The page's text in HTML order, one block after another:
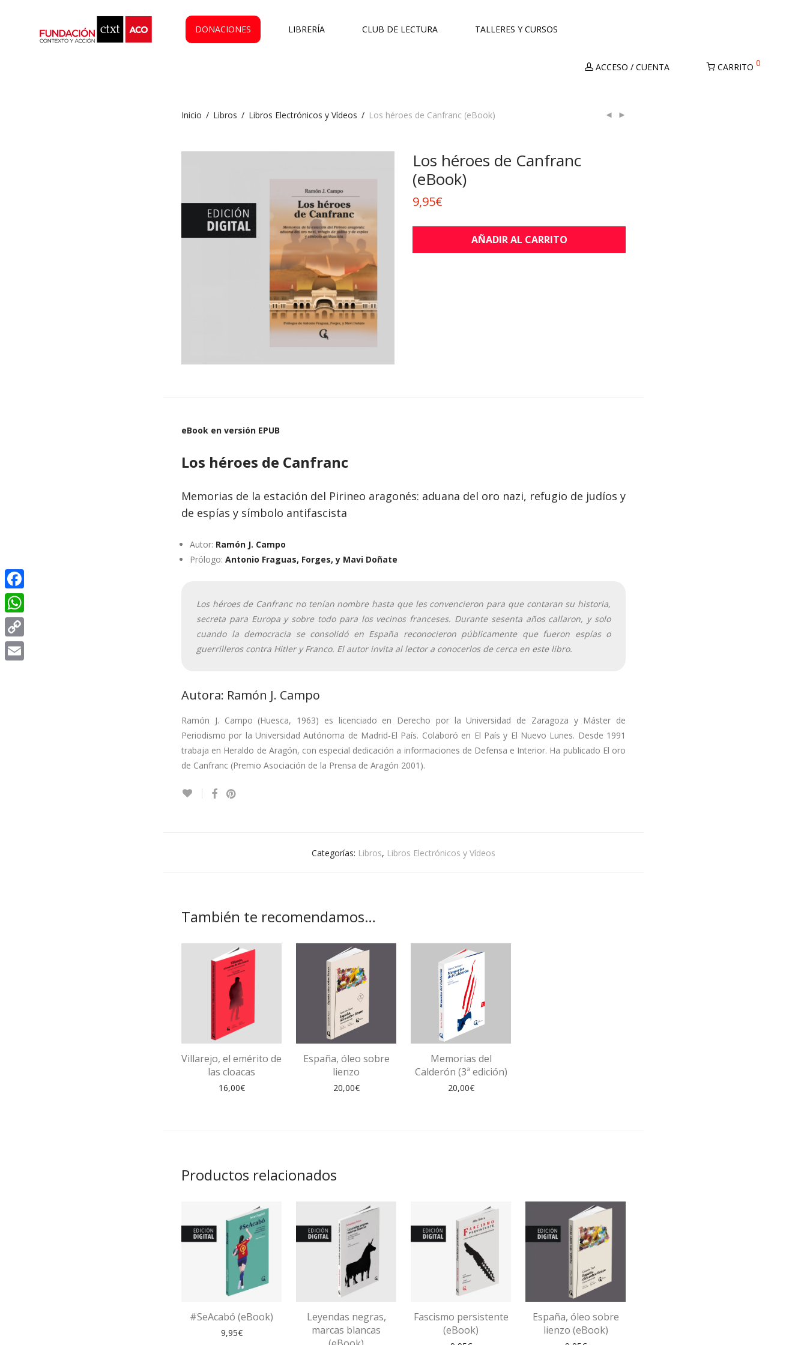
DONACIONES LIBRERÍA CLUB DE LECTURA TALLERES Y CURSOS
ACCESO / CUENTA CARRITO 0
Inicio / Libros / Libros Electrónicos y Vídeos / Los héroes de Canfranc (eBook)
Los héroes de Canfranc
(eBook)
9,95€
AÑADIR AL CARRITO
eBook en versión EPUB
Los héroes de Canfranc
Memorias de la estación del Pirineo aragonés: aduana del oro nazi, refugio de judíos y
de espías y símbolo antifascista
Autor: Ramón J. Campo
Prólogo: Antonio Fraguas, Forges, y Mavi Doñate
Los héroes de Canfranc no tenían nombre hasta que les convencieron para que contaran su historia,
secreta para Europa y sobre todo para los vecinos franceses. Durante sesenta años callaron, y solo
cuando la democracia se consolidó en España reconocieron públicamente que fueron espías o
guerrilleros contra Hitler y Franco. El autor invita al lector a conocerlos de cerca en este libro.
Autora: Ramón J. Campo
Ramón J. Campo (Huesca, 1963) es licenciado en Derecho por la Universidad de Zaragoza y Máster de
Periodismo por la Universidad Autónoma de Madrid-El País. Colaboró en El País y El Nuevo Lunes. Desde 1991
trabaja en Heraldo de Aragón, con especial dedicación a informaciones de Defensa e Interior. Ha publicado El oro
de Canfranc (Premio Asociación de la Prensa de Aragón 2001).
Categorías: Libros, Libros Electrónicos y Vídeos
También te recomendamos…
Villarejo, el emérito de
las cloacas
16,00€
España, óleo sobre
lienzo
20,00€
Memorias del
Calderón (3ª edición)
20,00€
Productos relacionados
#SeAcabó (eBook)
9,95€
Leyendas negras,
marcas blancas
Fascismo persistente
(eBook)
España, óleo sobre
lienzo (eBook)
Facebook
WhatsApp
Copy